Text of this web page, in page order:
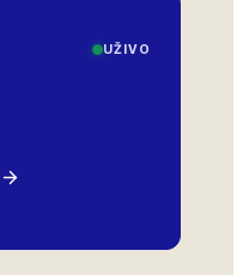
UŽIVO